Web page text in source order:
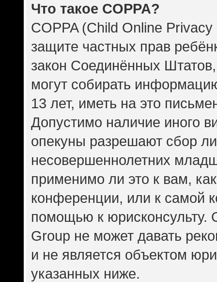
Что такое COPPA?
COPPA (Child Online
защите частных прав
закон Соединённых
могут собирать
13 лет, иметь на это
Допустимо наличие иного
опекуны разрешают сбор
несовершеннолетних
применимо ли это к вам,
конференции, или к самой
помощью к юрисконсульту.
Group не может давать
и не является объектом
указанных ниже.